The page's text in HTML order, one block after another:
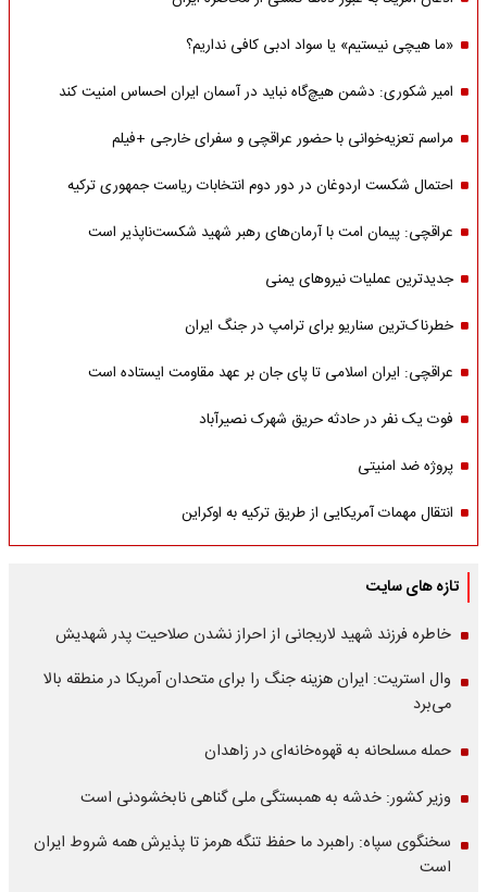
«ما هیچی نیستیم» یا سواد ادبی کافی نداریم؟
امیر شکوری: دشمن هیچ‌گاه نباید در آسمان ایران احساس امنیت کند
مراسم تعزیه‌خوانی با حضور عراقچی و سفرای خارجی +فیلم
احتمال شکست اردوغان در دور دوم انتخابات ریاست جمهوری ترکیه
عراقچی: پیمان امت با آرمان‌های رهبر شهید شکست‌ناپذیر است
جدیدترین عملیات نیروهای یمنی
خطرناک‌ترین سناریو برای ترامپ در جنگ ایران
عراقچی: ایران اسلامی تا پای جان بر عهد مقاومت ایستاده است
فوت یک نفر در حادثه حریق شهرک نصیرآباد
پروژه ضد امنیتی
انتقال مهمات آمریکایی از طریق ترکیه به اوکراین
تازه های سایت
خاطره فرزند شهید لاریجانی از احراز نشدن صلاحیت پدر شهدیش
وال استریت: ایران هزینه جنگ را برای متحدان آمریکا در منطقه بالا
می‌برد
حمله مسلحانه به قهوه‌خانه‌ای در زاهدان
وزیر کشور: خدشه به همبستگی ملی گناهی نابخشودنی است
سخنگوی سپاه: راهبرد ما حفظ تنگه هرمز تا پذیرش همه شروط ایران
است